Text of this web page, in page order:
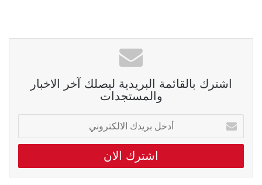
اشترك بالقائمة البريدية ليصلك آخر الاخبار
والمستجدات
أدخل
بريدك
الالكتروني